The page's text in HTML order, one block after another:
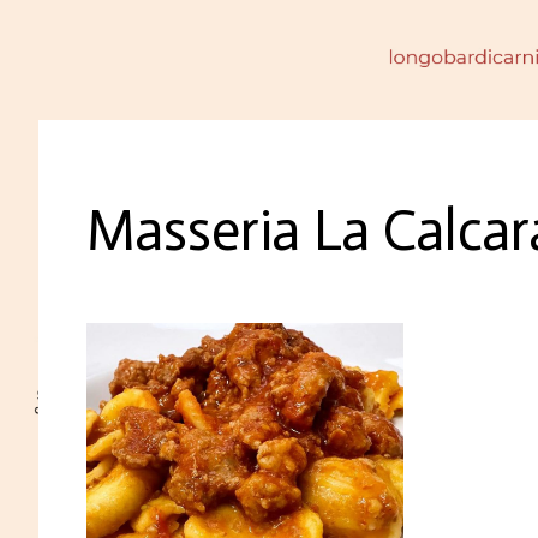
Masseria La